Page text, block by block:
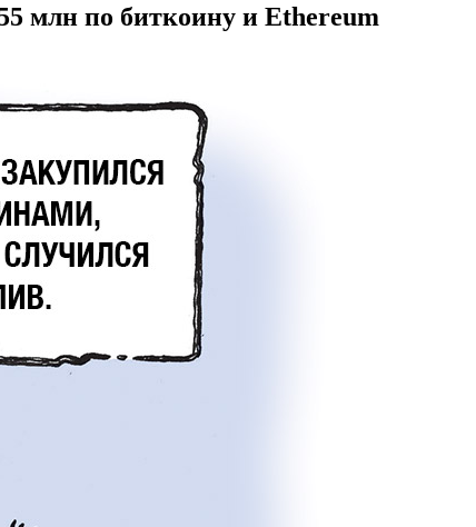
млн по биткоину и Ethereum